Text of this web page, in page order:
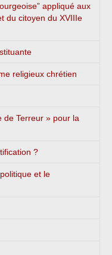
appliqué aux
du citoyen du XVIIIe
religieux chrétien
de Terreur » pour la
?
et le